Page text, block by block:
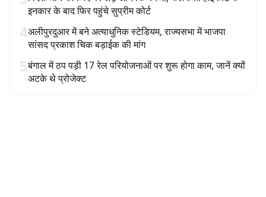
इनकार के बाद फिर पहुंचे सुप्रीम कोर्ट
4अलीपुरदुआर में बने अत्याधुनिक स्टेडियम, राज्यसभा में भाजपा
सांसद प्रकाश चिक बड़ाईक की मांग
5बंगाल में ठप पड़ी 17 रेल परियोजनाओं पर शुरू होगा काम, जानें क्यों
अटके थे प्रोजेक्ट